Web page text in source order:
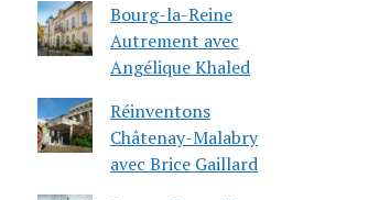
Bourg-la-Reine
Autrement avec
Angélique Khaled
Réinventons
Châtenay-Malabry
avec Brice Gaillard